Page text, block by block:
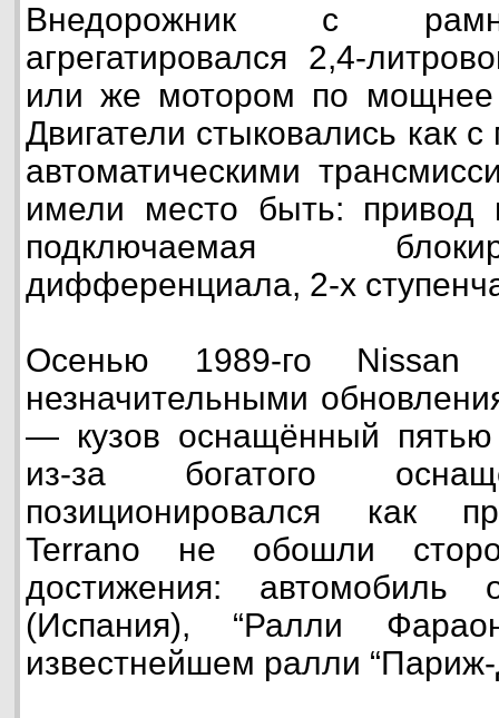
Внедорожник с
агрегатировался 2,4-
или же мотором по
Двигатели стыковались как
автоматическими
имели место быть: привод
подключаемая
дифференциала, 2-х
Осенью 1989-го Nissan
незначительными
— кузов оснащённый
из-за богатого
позиционировался как
Terrano не обошли
достижения: автомобиль
(Испания), “Ралли
известнейшем ралли “Париж-